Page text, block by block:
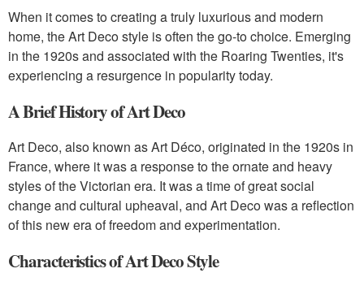
When it comes to creating a truly luxurious and modern
home, the Art Deco style is often the go-to choice. Emerging
in the 1920s and associated with the Roaring Twenties, it's
experiencing a resurgence in popularity today.
A Brief History of Art Deco
Art Deco, also known as Art Déco, originated in the 1920s in
France, where it was a response to the ornate and heavy
styles of the Victorian era. It was a time of great social
change and cultural upheaval, and Art Deco was a reflection
of this new era of freedom and experimentation.
Characteristics of Art Deco Style